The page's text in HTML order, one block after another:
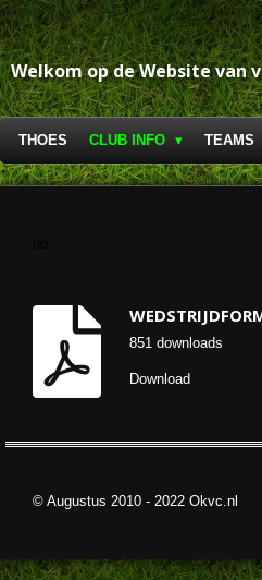
Welkom op de Website van
THOES CLUB INFO TEAMS
851 downloads
Download
© Augustus 2010 - 2022 Okvc.nl